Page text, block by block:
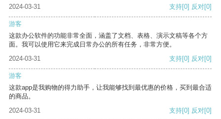
2024-03-31 支持[0] 反对[0]
游客
这款办公软件的功能非常全面，涵盖了文档、表格、演示文稿等各个方
面。我可以使用它来完成日常办公的所有任务，非常方便。
2024-03-31
支持[0] 反对[0]
游客
这款app是我购物的得力助手，让我能够找到最优惠的价格，买到最合适
的商品。
2024-03-31
支持[0] 反对[0]